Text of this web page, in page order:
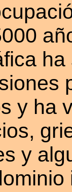
y ha
y